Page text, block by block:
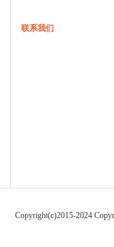
联系我们
Copyright(c)2015-2024